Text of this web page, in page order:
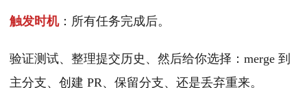
触发时机：所有任务完成后。
验证测试、整理提交历史、然后给你选择：merge 到
主分支、创建 PR、保留分支、还是丢弃重来。